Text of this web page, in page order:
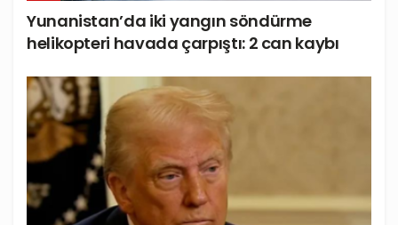
Yunanistan’da iki yangın söndürme
helikopteri havada çarpıştı: 2 can kaybı